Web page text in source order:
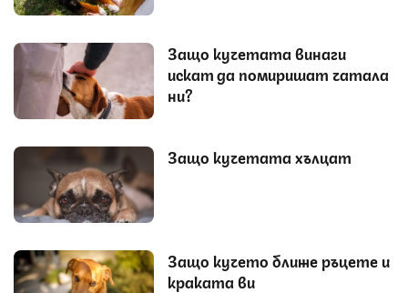
Защо кучетата винаги
искат да помиришат чатала
ни?
Защо кучетата хълцат
Защо кучето ближе ръцете и
краката ви